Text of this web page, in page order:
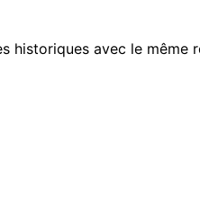
historiques avec le même